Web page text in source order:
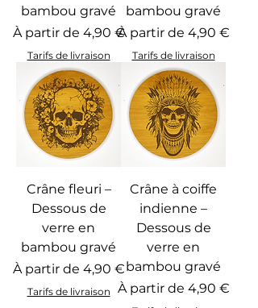
bambou gravé
À partir de 4,90 €
Prix promotionnel
Tarifs de livraison
bambou gravé
À partir de 4,90 €
Prix promotionnel
Tarifs de livraison
Crâne fleuri –
Dessous de
verre en
bambou gravé
À partir de 4,90 €
Prix promotionnel
Tarifs de livraison
Crâne à coiffe
indienne –
Dessous de
verre en
bambou gravé
À partir de 4,90 €
Prix promotionnel